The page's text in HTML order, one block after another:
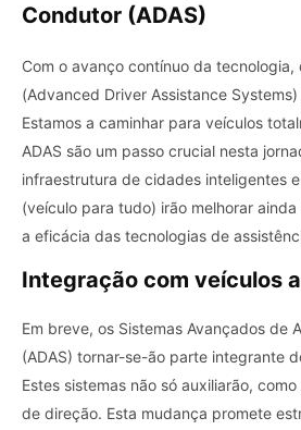
Condutor (ADAS)
Com o avanço contínuo da tecnologia,
(Advanced Driver Assistance
Estamos a caminhar para veículos
ADAS são um passo crucial nesta
infraestrutura de cidades inteligentes
(veículo para tudo) irão melhorar
a eficácia das tecnologias de
Integração com veículos
Em breve, os Sistemas Avançados de
(ADAS) tornar-se-ão parte integrante
Estes sistemas não só auxiliarão,
de direção. Esta mudança promete